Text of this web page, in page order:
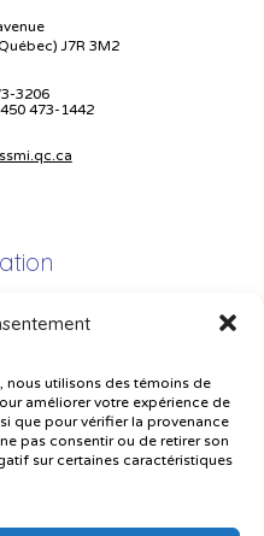
nous utilisons des témoins de
améliorer votre expérience de
que pour vérifier la provenance
pas consentir ou de retirer son
sur certaines caractéristiques
J7R 3M2
3206
450 473-1442
site
à l’élève